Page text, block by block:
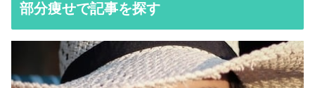
部分痩せで記事を探す